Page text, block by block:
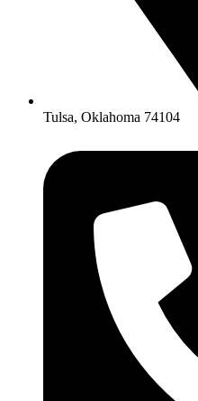
Tulsa, Oklahoma 74104